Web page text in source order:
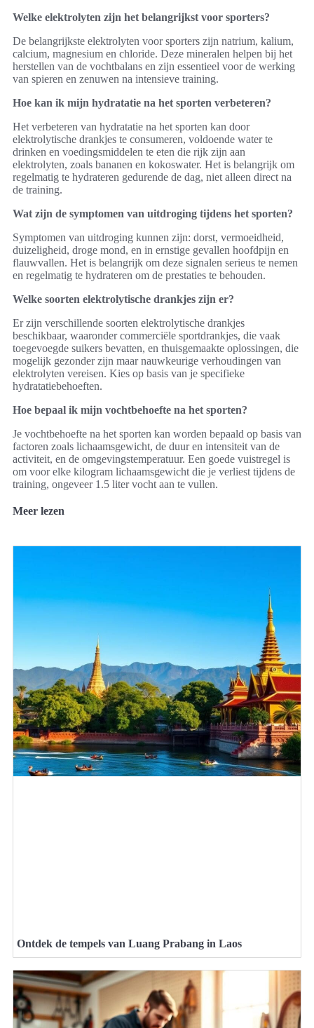
Welke elektrolyten zijn het belangrijkst voor sporters?
De belangrijkste elektrolyten voor sporters zijn natrium, kalium,
calcium, magnesium en chloride. Deze mineralen helpen bij het
herstellen van de vochtbalans en zijn essentieel voor de werking
van spieren en zenuwen na intensieve training.
Hoe kan ik mijn hydratatie na het sporten verbeteren?
Het verbeteren van hydratatie na het sporten kan door
elektrolytische drankjes te consumeren, voldoende water te
drinken en voedingsmiddelen te eten die rijk zijn aan
elektrolyten, zoals bananen en kokoswater. Het is belangrijk om
regelmatig te hydrateren gedurende de dag, niet alleen direct na
de training.
Wat zijn de symptomen van uitdroging tijdens het sporten?
Symptomen van uitdroging kunnen zijn: dorst, vermoeidheid,
duizeligheid, droge mond, en in ernstige gevallen hoofdpijn en
flauwvallen. Het is belangrijk om deze signalen serieus te nemen
en regelmatig te hydrateren om de prestaties te behouden.
Welke soorten elektrolytische drankjes zijn er?
Er zijn verschillende soorten elektrolytische drankjes
beschikbaar, waaronder commerciële sportdrankjes, die vaak
toegevoegde suikers bevatten, en thuisgemaakte oplossingen, die
mogelijk gezonder zijn maar nauwkeurige verhoudingen van
elektrolyten vereisen. Kies op basis van je specifieke
hydratatiebehoeften.
Hoe bepaal ik mijn vochtbehoefte na het sporten?
Je vochtbehoefte na het sporten kan worden bepaald op basis van
factoren zoals lichaamsgewicht, de duur en intensiteit van de
activiteit, en de omgevingstemperatuur. Een goede vuistregel is
om voor elke kilogram lichaamsgewicht die je verliest tijdens de
training, ongeveer 1.5 liter vocht aan te vullen.
Meer lezen
Ontdek de tempels van Luang Prabang in Laos